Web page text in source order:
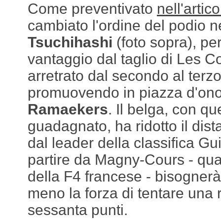
Come preventivato
cambiato l'ordine del podio
Tsuchihashi (foto sopra),
vantaggio dal taglio di Les
arretrato dal secondo al
promuovendo in piazza
Ramaekers. Il belga, con
guadagnato, ha ridotto il
dal leader della classifica
partire da Magny-Cours -
della F4 francese -
meno la forza di tentare una
sessanta punti.